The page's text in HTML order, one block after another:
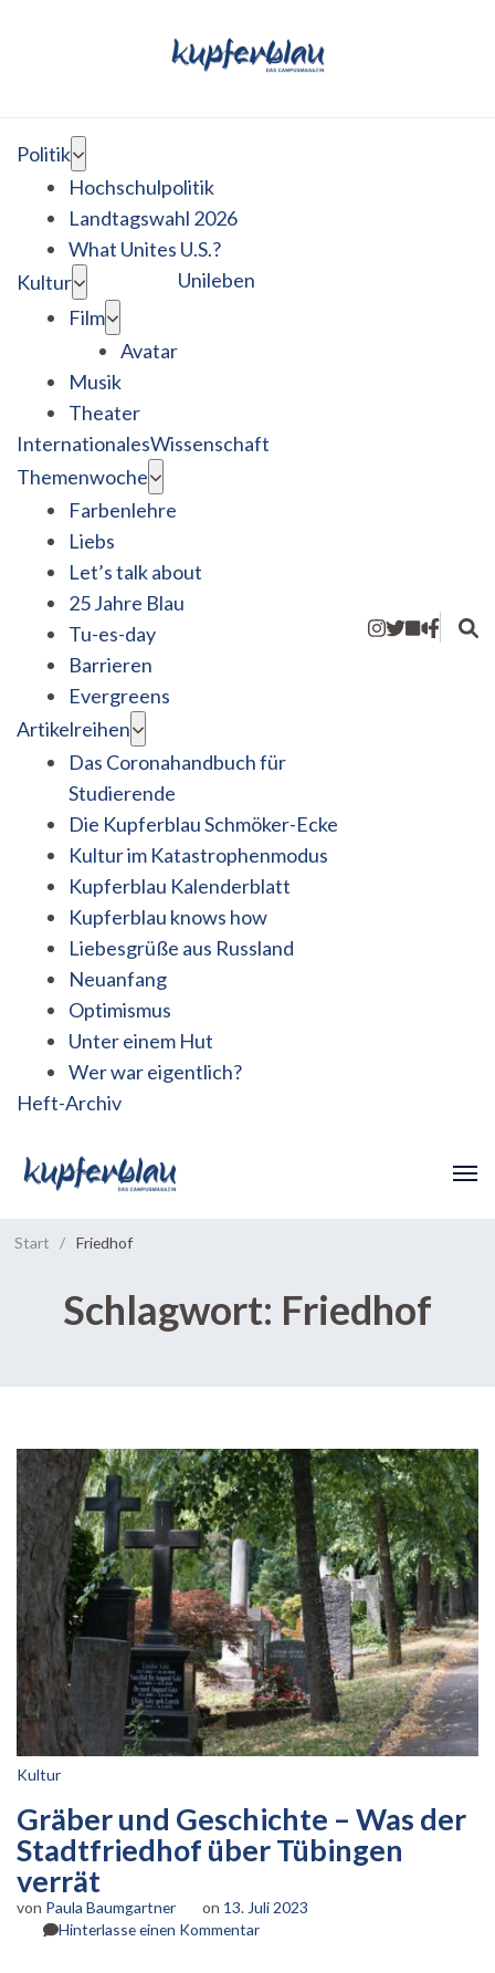
Politik
Hochschulpolitik
Landtagswahl 2026
What Unites U.S.?
Kultur
Film
Avatar
Musik
Theater
Unileben
InternationalesWissenschaft
Themenwoche
Farbenlehre
Liebs
Let’s talk about
25 Jahre Blau
Tu-es-day
Barrieren
Evergreens
Artikelreihen
Das Coronahandbuch für
Studierende
Die Kupferblau Schmöker-Ecke
Kultur im Katastrophenmodus
Kupferblau Kalenderblatt
Kupferblau knows how
Liebesgrüße aus Russland
Neuanfang
Optimismus
Unter einem Hut
Wer war eigentlich?
Heft-Archiv
Start / Friedhof
Schlagwort: Friedhof
Kultur
Gräber und Geschichte – Was der
Stadtfriedhof über Tübingen
verrät
von Paula Baumgartner on 13. Juli 2023
Hinterlasse einen Kommentarzu